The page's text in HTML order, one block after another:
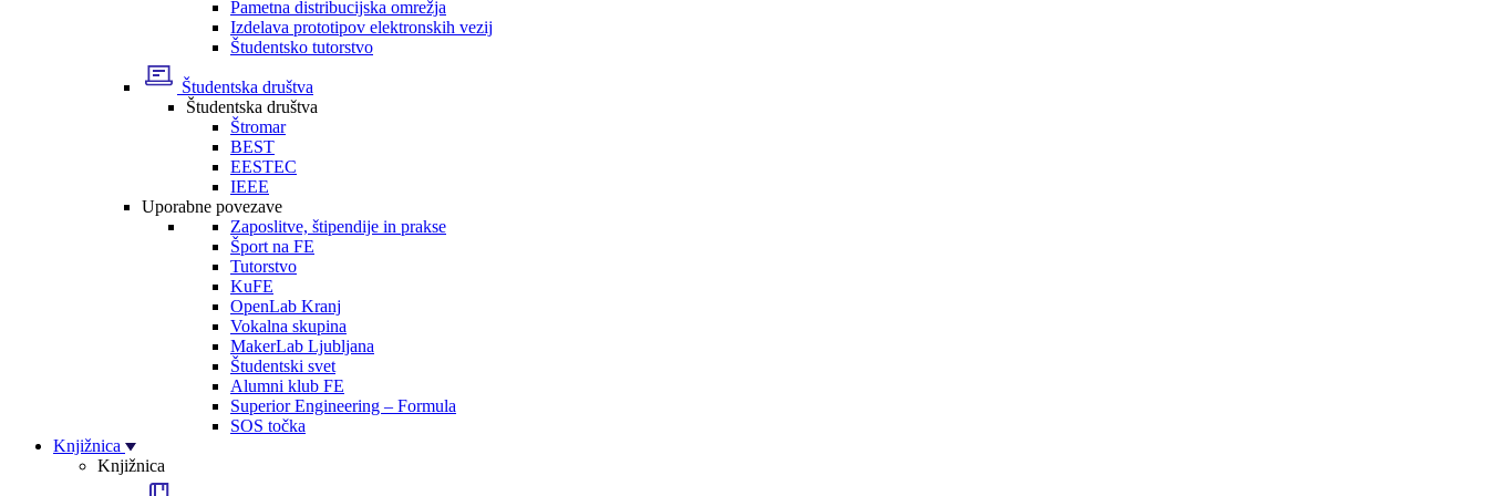
Pametna distribucijska omrežja
Izdelava prototipov elektronskih vezij
Študentsko tutorstvo
Študentska društva
Študentska društva
Štromar
BEST
EESTEC
IEEE
Uporabne povezave
Zaposlitve, štipendije in prakse
Šport na FE
Tutorstvo
KuFE
OpenLab Kranj
Vokalna skupina
MakerLab Ljubljana
Študentski svet
Alumni klub FE
Superior Engineering – Formula
SOS točka
Knjižnica
Knjižnica